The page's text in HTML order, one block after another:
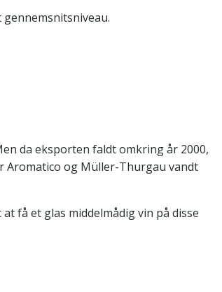
da eksporten faldt omkring år 2000,
Aromatico og Müller-Thurgau vandt
få et glas middelmådig vin på disse